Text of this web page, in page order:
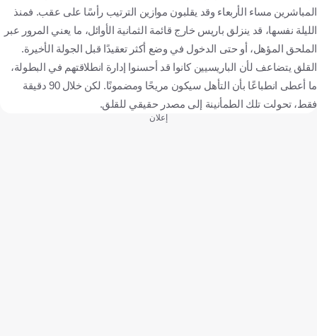
المباشرين مساء الأربعاء وقد يقلبون موازين الترتيب رأسًا على عقب. فمنذ
الليلة نفسها، قد ينزلق باريس خارج قائمة الثمانية الأوائل، ما يعني المرور عبر
الملحق المؤهل، أو حتى الدخول في وضع أكثر تعقيدًا قبل الجولة الأخيرة.
القلق يتضاعف لأن الباريسيين كانوا قد أحسنوا إدارة انطلاقتهم في البطولة،
ما أعطى انطباعًا بأن التأهل سيكون مريحًا ومضمونًا. لكن خلال 90 دقيقة
فقط، تحولت تلك الطمأنينة إلى مصدر حقيقي للقلق.
إعلان